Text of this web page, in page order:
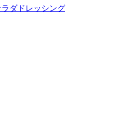
ダドレッシング